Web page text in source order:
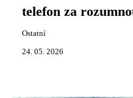
telefon za
Ostatní
24. 05. 2026